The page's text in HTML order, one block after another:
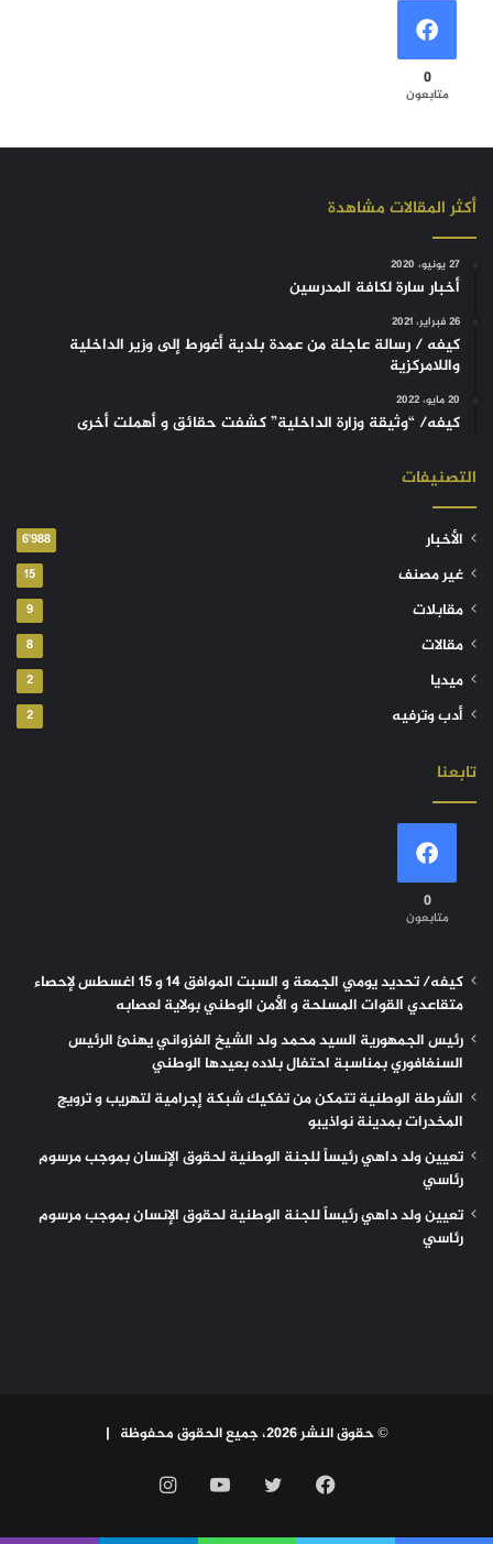
0
متابعون
أكثر المقالات مشاهدة
27 يونيو، 2020
أخبار سارة لكافة المدرسين
26 فبراير، 2021
كيفه / رسالة عاجلة من عمدة بلدية أغورط إلى وزير الداخلية
واللامركزية
20 مايو، 2022
كيفه/ “وثيقة وزارة الداخلية” كشفت حقائق و أهملت أخرى
التصنيفات
الأخبار 6٬988
غير مصنف 15
مقابلات 9
مقالات 8
ميديا 2
أدب وترفيه 2
تابعنا
0
متابعون
كيفه/ تحديد يومي الجمعة و السبت الموافق 14 و 15 اغسطس لإحصاء
متقاعدي القوات المسلحة و الأمن الوطني بولاية لعصابه
رئيس الجمهورية السيد محمد ولد الشيخ الغزواني يهنئ الرئيس
السنغافوري بمناسبة احتفال بلاده بعيدها الوطني
الشرطة الوطنية تتمكن من تفكيك شبكة إجرامية لتهريب و ترويج
المخدرات بمدينة نواذيبو
تعيين ولد داهي رئيساً للجنة الوطنية لحقوق الإنسان بموجب مرسوم
رئاسي
تعيين ولد داهي رئيساً للجنة الوطنية لحقوق الإنسان بموجب مرسوم
رئاسي
© حقوق النشر 2026، جميع الحقوق محفوظة |
فيسبوك تويتر يوتيوب